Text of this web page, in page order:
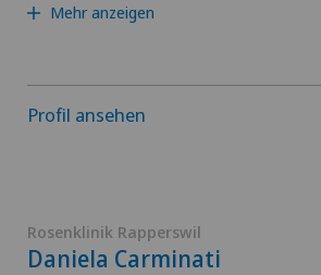
Mehr anzeigen
Profil ansehen
Rosenklinik Rapperswil
Daniela Carminati